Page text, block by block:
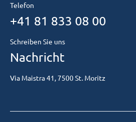
Telefon
+41 81 833 08 00
Schreiben Sie uns
Nachricht
Via Maistra 41, 7500 St. Moritz